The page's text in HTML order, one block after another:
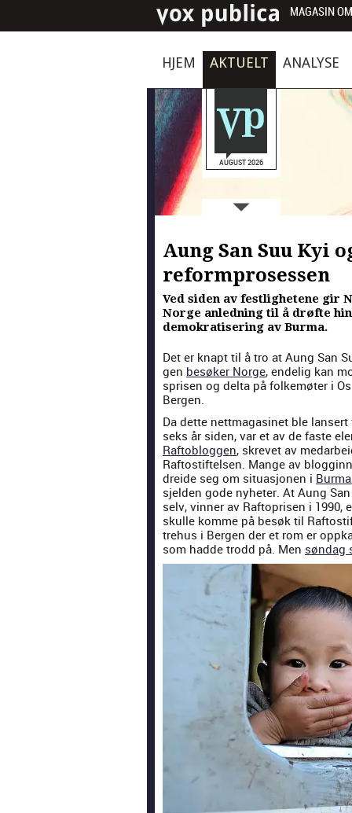
MAGASIN
HJEM AKTUELT ANALYSE
AUGUST 2026
Aung San Suu Kyi
reformprosessen
Ved siden av festlighetene gir
Norge anledning til å drøfte
demokratisering av Burma.
Det er knapt til å tro at Aung San
gen besøk­er Norge, endelig kan
sprisen og delta på folkemøter i
Bergen.
Da dette nettma­gasinet ble
seks år siden, var et av de faste
Rafto­bloggen, skrevet av
Raftos­tif­telsen. Mange av
drei­de seg om situ­asjo­nen i Bur­ma
sjelden gode nyheter. At Aung
selv, vin­ner av Rafto­prisen i 1990,
skulle komme på besøk til
tre­hus i Bergen der et rom er
som hadde trodd på. Men søndag